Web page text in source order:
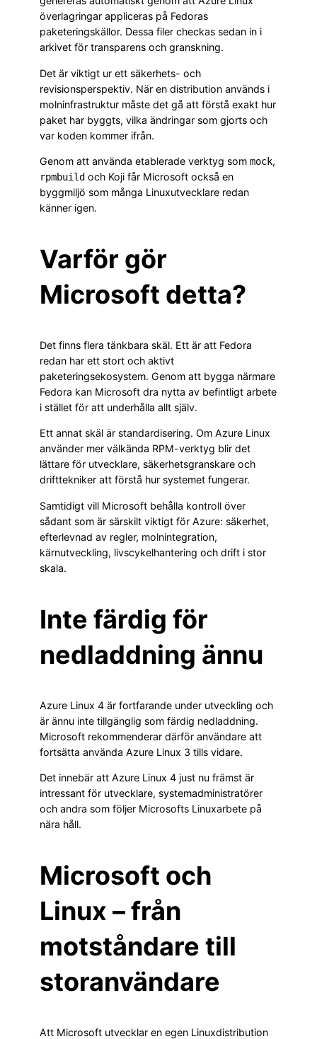
överlagringar appliceras på Fedoras
paketeringskällor. Dessa filer checkas sedan in i
arkivet för transparens och granskning.
Det är viktigt ur ett säkerhets- och
revisionsperspektiv. När en distribution används i
molninfrastruktur måste det gå att förstå exakt hur
paket har byggts, vilka ändringar som gjorts och
var koden kommer ifrån.
Genom att använda etablerade verktyg som mock,
rpmbuild och Koji får Microsoft också en
byggmiljö som många Linuxutvecklare redan
känner igen.
Varför gör
Microsoft detta?
Det finns flera tänkbara skäl. Ett är att Fedora
redan har ett stort och aktivt
paketeringsekosystem. Genom att bygga närmare
Fedora kan Microsoft dra nytta av befintligt arbete
i stället för att underhålla allt själv.
Ett annat skäl är standardisering. Om Azure Linux
använder mer välkända RPM-verktyg blir det
lättare för utvecklare, säkerhetsgranskare och
drifttekniker att förstå hur systemet fungerar.
Samtidigt vill Microsoft behålla kontroll över
sådant som är särskilt viktigt för Azure: säkerhet,
efterlevnad av regler, molnintegration,
kärnutveckling, livscykelhantering och drift i stor
skala.
Inte färdig för
nedladdning ännu
Azure Linux 4 är fortfarande under utveckling och
är ännu inte tillgänglig som färdig nedladdning.
Microsoft rekommenderar därför användare att
fortsätta använda Azure Linux 3 tills vidare.
Det innebär att Azure Linux 4 just nu främst är
intressant för utvecklare, systemadministratörer
och andra som följer Microsofts Linuxarbete på
nära håll.
Microsoft och
Linux – från
motståndare till
storanvändare
Att Microsoft utvecklar en egen Linuxdistribution